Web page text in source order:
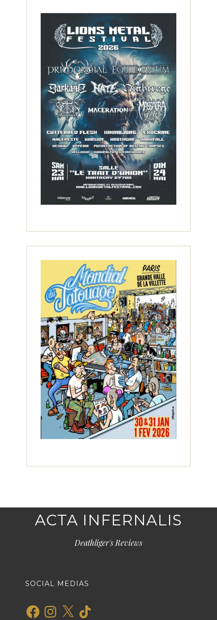
ACTA INFERNALIS
Deathliger's Reviews
SOCIAL MEDIAS
FacebookInstagram
X TikTok